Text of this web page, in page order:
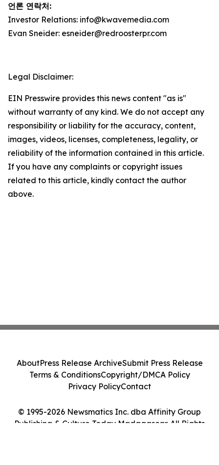
언론 연락처:
Investor Relations: info@kwavemedia.com
Evan Sneider: esneider@redroosterpr.com
Legal Disclaimer:
EIN Presswire provides this news content "as is"
without warranty of any kind. We do not accept any
responsibility or liability for the accuracy, content,
images, videos, licenses, completeness, legality, or
reliability of the information contained in this article.
If you have any complaints or copyright issues
related to this article, kindly contact the author
above.
© 1995-2026 Newsmatics Inc. dba Affinity Group
Publishing & Culture Today Madagascar. All Rights
AboutPress Release ArchiveSubmit Press Release
Terms & ConditionsCopyright/DMCA Policy
Privacy PolicyContact